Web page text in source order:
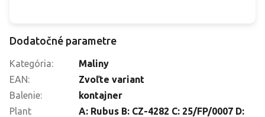
Dodatočné parametre
Kategória:
Maliny
EAN:
Zvoľte variant
Balenie:
kontajner
Plant
A: Rubus B: CZ-4282 C: 25/FP/0007 D: